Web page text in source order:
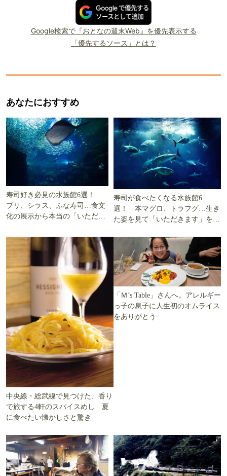
Google検索で『おとなの週末Web』を優先表示する
「優先するソース」とは？
あなたにおすすめ
寿司好き必見の水族館6選！
ブリ、シラス、ふな寿司…食文
化の展示から本当の「いただき
寿司が食べたくなる水族館6
選！ 本マグロ、トラフグ…生き
た姿を見て「いただきます」を考
中央線・総武線で見つけた、香り
で旅する4軒のスパイスめし 夏
に食べたい懐かしさと驚き
「Ｍ’s Table」さんへ。アレルギー
っ子の息子に人生初のオムライス
をありがとう